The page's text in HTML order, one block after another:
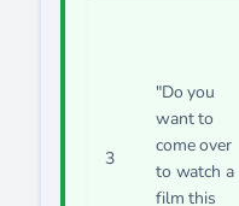
3
"Do you
want to
come over
to watch a
film this